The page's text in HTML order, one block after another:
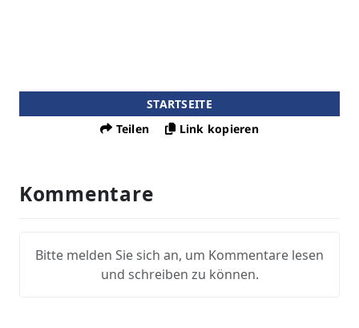
STARTSEITE
Teilen
Link kopieren
Kommentare
Bitte melden Sie sich an, um Kommentare lesen
und schreiben zu können.